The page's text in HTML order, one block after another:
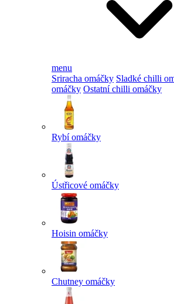
menu
Sriracha omáčky Sladké chilli
omáčky Ostatní chilli omáčky
Rybí omáčky
Ústřicové omáčky
Hoisin omáčky
Chutney omáčky